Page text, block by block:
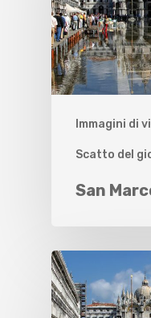
Immagini di
Scatto del
San